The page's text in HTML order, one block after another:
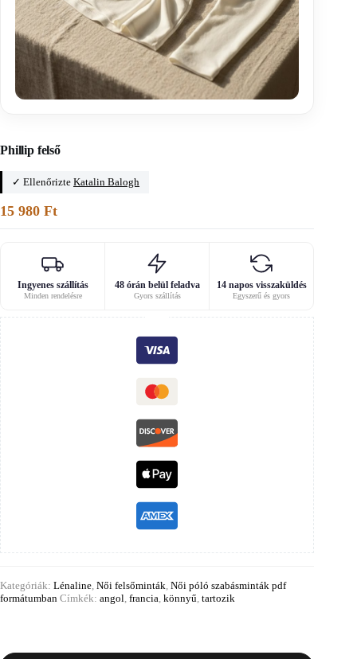
Phillip felső
✓ Ellenőrizte Katalin Balogh
15 980 Ft
Ingyenes szállítás
Minden rendelésre
48 órán belül feladva
Gyors szállítás
14 napos visszaküldés
Egyszerű és gyors
Kategóriák: Lénaline Női felsőminták Női póló szabásminták pdf
formátumban Címkék: angol francia könnyű tartozik